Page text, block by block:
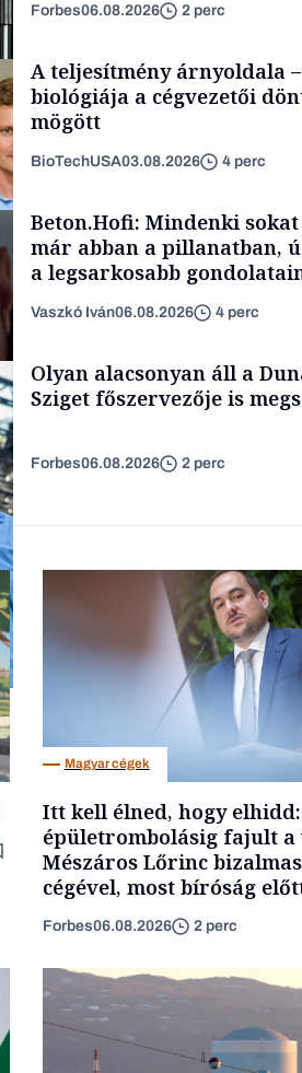
Forbes06.08.2026 2 perc
A teljesítmény árnyoldala
biológiája a cégvezetői
mögött
BioTechUSA03.08.2026 4 perc
Beton.Hofi: Mindenki
már abban a pillanatban,
a legsarkosabb
Vaszkó Iván06.08.2026 4 perc
Olyan alacsonyan áll a
Sziget főszervezője is
Forbes06.08.2026 2 perc
Magyar cégek
Itt kell élned, hogy elhidd:
épületrombolásig fajult a
Mészáros Lőrinc
cégével, most bíróság
Forbes06.08.2026 2 perc